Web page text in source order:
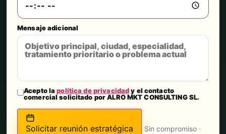
Mensaje adicional
Acepto lapolítica de privacidady el contacto
comercial solicitado por ALRO MKT CONSULTING SL.
Solicitar reunión estratégica
Sin compromiso ·